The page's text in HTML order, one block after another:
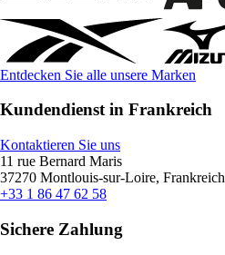
Entdecken Sie alle unsere Marken
Kundendienst in Frankreich
Kontaktieren Sie uns
11 rue Bernard Maris
37270 Montlouis-sur-Loire, Frankreich
+33 1 86 47 62 58
Sichere Zahlung